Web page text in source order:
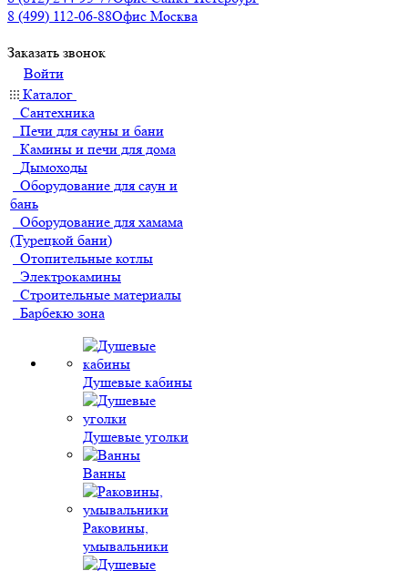
8 (499) 112-06-88Офис Москва
Заказать звонок
Войти
Каталог
Сантехника
Печи для сауны и бани
Камины и печи для дома
Дымоходы
Оборудование для саун и
бань
Оборудование для хамама
(Турецкой бани)
Отопительные котлы
Электрокамины
Строительные материалы
Барбекю зона
Душевые кабины
Душевые уголки
Ванны
Раковины,
умывальники